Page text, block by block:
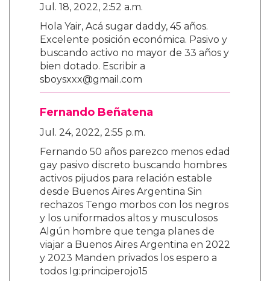
Jul. 18, 2022, 2:52 a.m.
Hola Yair, Acá sugar daddy, 45 años.
Excelente posición económica. Pasivo y
buscando activo no mayor de 33 años y
bien dotado. Escribir a
sboysxxx@gmail.com
Fernando Beñatena
Jul. 24, 2022, 2:55 p.m.
Fernando 50 años parezco menos edad
gay pasivo discreto buscando hombres
activos pijudos para relación estable
desde Buenos Aires Argentina Sin
rechazos Tengo morbos con los negros
y los uniformados altos y musculosos
Algún hombre que tenga planes de
viajar a Buenos Aires Argentina en 2022
y 2023 Manden privados los espero a
todos Ig:principerojo15